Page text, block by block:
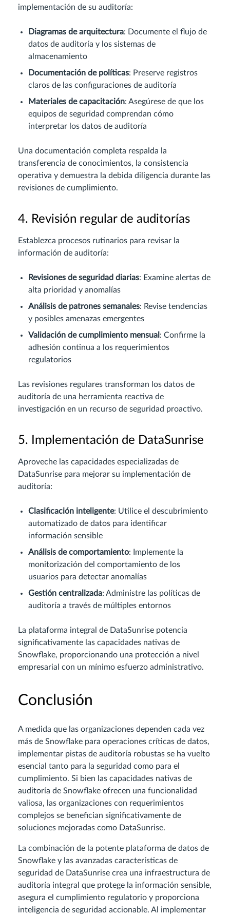
implementación de su auditoría:
Diagramas de arquitectura: Documente el flujo de
datos de auditoría y los sistemas de
almacenamiento
Documentación de políticas: Preserve registros
claros de las configuraciones de auditoría
Materiales de capacitación: Asegúrese de que los
equipos de seguridad comprendan cómo
interpretar los datos de auditoría
Una documentación completa respalda la
transferencia de conocimientos, la consistencia
operativa y demuestra la debida diligencia durante las
revisiones de cumplimiento.
4. Revisión regular de auditorías
Establezca procesos rutinarios para revisar la
información de auditoría:
Revisiones de seguridad diarias: Examine alertas de
alta prioridad y anomalías
Análisis de patrones semanales: Revise tendencias
y posibles amenazas emergentes
Validación de cumplimiento mensual : Confirme la
adhesión continua a los requerimientos
regulatorios
Las revisiones regulares transforman los datos de
auditoría de una herramienta reactiva de
investigación en un recurso de seguridad proactivo.
5. Implementación de DataSunrise
Aproveche las capacidades especializadas de
DataSunrise para mejorar su implementación de
auditoría:
Clasificación inteligente: Utilice el descubrimiento
automatizado de datos para identificar
información sensible
Análisis de comportamiento: Implemente la
monitorización del comportamiento de los
usuarios para detectar anomalías
Gestión centralizada: Administre las políticas de
auditoría a través de múltiples entornos
La plataforma integral de DataSunrise potencia
significativamente las capacidades nativas de
Snowflake, proporcionando una protección a nivel
empresarial con un mínimo esfuerzo administrativo.
Conclusión
A medida que las organizaciones dependen cada vez
más de Snowflake para operaciones críticas de datos,
implementar pistas de auditoría robustas se ha vuelto
esencial tanto para la seguridad como para el
cumplimiento. Si bien las capacidades nativas de
auditoría de Snowflake ofrecen una funcionalidad
valiosa, las organizaciones con requerimientos
complejos se benefician significativamente de
soluciones mejoradas como DataSunrise.
La combinación de la potente plataforma de datos de
Snowflake y las avanzadas características de
seguridad de DataSunrise crea una infraestructura de
auditoría integral que protege la información sensible,
asegura el cumplimiento regulatorio y proporciona
inteligencia de seguridad accionable. Al implementar